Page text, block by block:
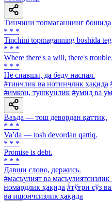
Тинчини топмаганнинг
* * *
Tinchini topmaganning boshida
* * *
Where there's а will, there's trouble.
* * *
He спавши, да беду наспал.
#тинчлик ва нотинчлик ҳақида
#имкон, тушкунлик #умид ва
Ваъда — тош девордан қаттиқ.
* * *
Vaʼda — tosh devordan qattiq.
* * *
Promise is debt.
* * *
Давши слово, держись.
#масъулият ва масъулиятсизлик
номардлик ҳақида #тўғри сўз
ва ишончсизлик ҳақида